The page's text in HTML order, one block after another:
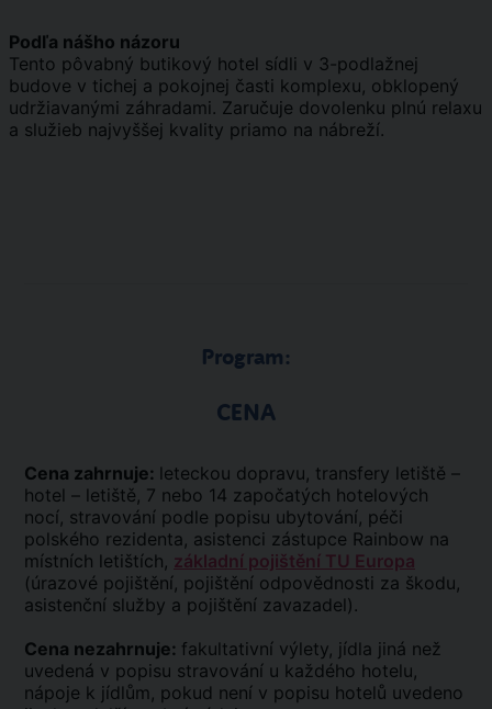
Podľa nášho názoru
Tento pôvabný butikový hotel sídli v 3-podlažnej
budove v tichej a pokojnej časti komplexu, obklopený
udržiavanými záhradami. Zaručuje dovolenku plnú relaxu
a služieb najvyššej kvality priamo na nábreží.
Program:
CENA
Cena zahrnuje: leteckou dopravu, transfery letiště –
hotel – letiště, 7 nebo 14 započatých hotelových
nocí, stravování podle popisu ubytování, péči
polského rezidenta, asistenci zástupce Rainbow na
místních letištích, základní pojištění TU Europa
(úrazové pojištění, pojištění odpovědnosti za škodu,
asistenční služby a pojištění zavazadel).
Cena nezahrnuje: fakultativní výlety, jídla jiná než
uvedená v popisu stravování u každého hotelu,
nápoje k jídlům, pokud není v popisu hotelů uvedeno